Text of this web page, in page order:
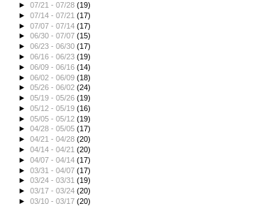
►07/21 - 07/28(19)
►07/14 - 07/21(17)
►07/07 - 07/14(17)
►06/30 - 07/07(15)
►06/23 - 06/30(17)
►06/16 - 06/23(19)
►06/09 - 06/16(14)
►06/02 - 06/09(18)
►05/26 - 06/02(24)
►05/19 - 05/26(19)
►05/12 - 05/19(16)
►05/05 - 05/12(19)
►04/28 - 05/05(17)
►04/21 - 04/28(20)
►04/14 - 04/21(20)
►04/07 - 04/14(17)
►03/31 - 04/07(17)
►03/24 - 03/31(19)
►03/17 - 03/24(20)
►03/10 - 03/17(20)